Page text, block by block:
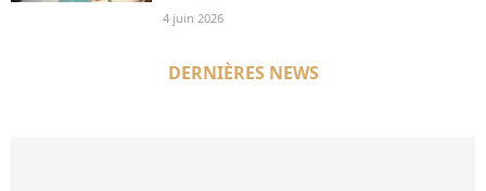
4 juin 2026
DERNIÈRES NEWS